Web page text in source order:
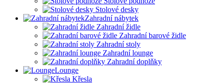
Stolové desky
Zahradní nábytek
Zahradní židle
Zahradní barové židle
Zahradní stoly
Zahradní lounge
Zahradní doplňky
Lounge
Křesla